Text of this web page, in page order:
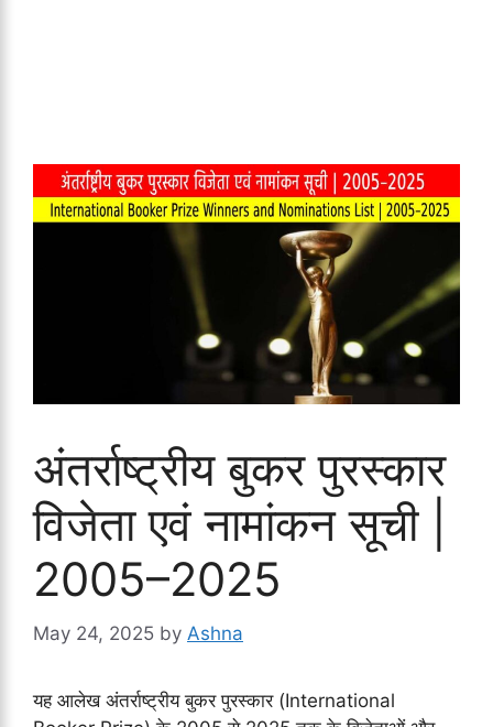
अंतर्राष्ट्रीय बुकर पुरस्कार
विजेता एवं नामांकन सूची |
2005–2025
May 24, 2025 by Ashna
यह आलेख अंतर्राष्ट्रीय बुकर पुरस्कार (International